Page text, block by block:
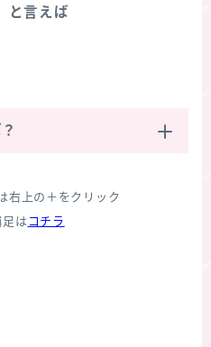
と言えば
右上の＋をクリック
は コチラ